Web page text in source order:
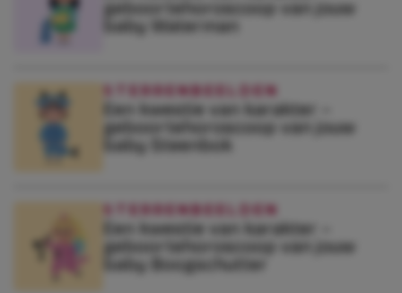
geboortehoroscoop van jouw
baby Waterman
STERRENBEELDEN
Een kwestie van karakter –
geboortehoroscoop van jouw
baby Steenbok
STERRENBEELDEN
Een kwestie van karakter –
geboortehoroscoop van jouw
baby Boogschutter